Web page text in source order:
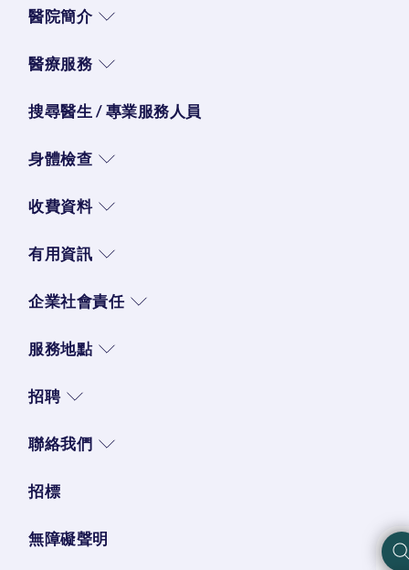
醫院簡介
醫療服務
搜尋醫生 / 專業服務人員
身體檢查
收費資料
有用資訊
企業社會責任
服務地點
招聘
聯絡我們
招標
無障礙聲明